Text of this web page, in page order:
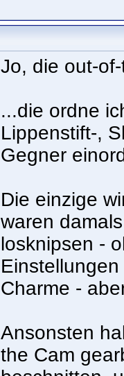
Jo, die out-
...die ordne
Lippenstift-,
Gegner
Die einzige
waren
losknipsen -
Charme -
Ansonsten
the Cam